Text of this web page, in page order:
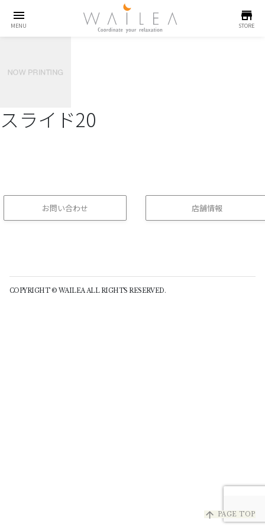
menu
MENU
store
STORE
スライド20
お問い合わせ 店舗情報
arrow_upward PAGE TOP
COPYRIGHT © WAILEA ALL RIGHTS RESERVED.